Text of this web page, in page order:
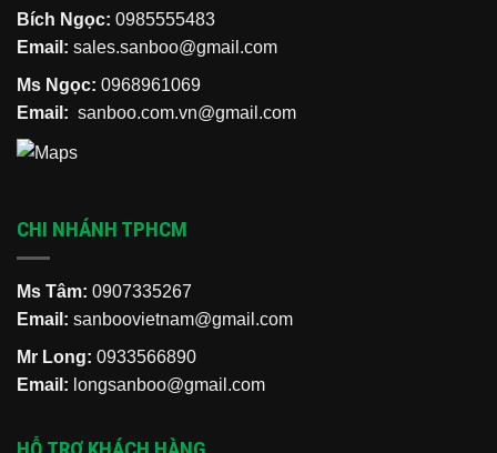
Bích Ngọc: 0985555483
Email: sales.sanboo@gmail.com
Ms Ngọc: 0968961069
Email: sanboo.com.vn@gmail.com
CHI NHÁNH TPHCM
Ms Tâm: 0907335267
Email: sanboovietnam@gmail.com
Mr Long: 0933566890
Email: longsanboo@gmail.com